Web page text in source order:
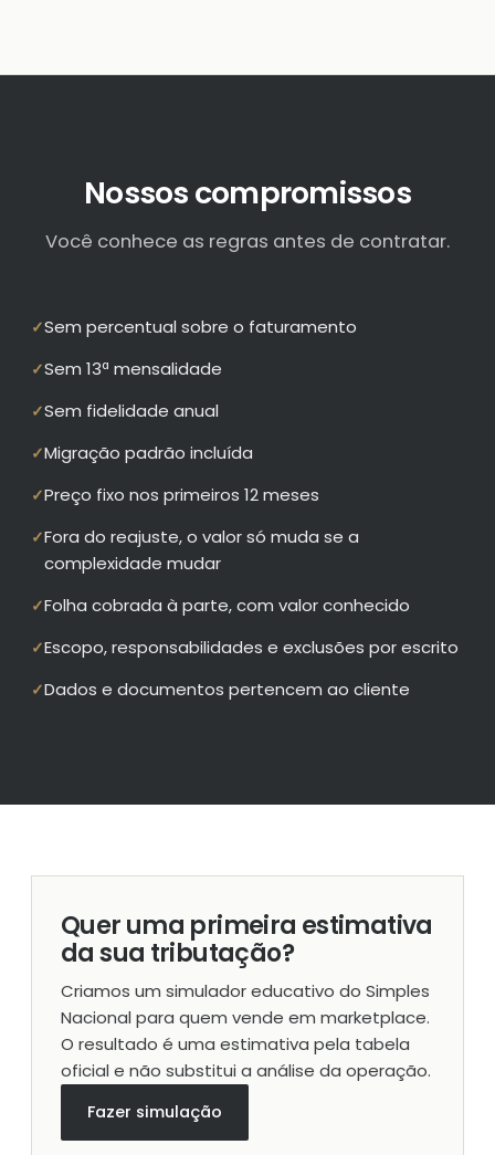
Nossos compromissos
Você conhece as regras antes de contratar.
✓Sem percentual sobre o faturamento
✓Sem 13ª mensalidade
✓Sem fidelidade anual
✓Migração padrão incluída
✓Preço fixo nos primeiros 12 meses
✓Fora do reajuste, o valor só muda se a
complexidade mudar
✓Folha cobrada à parte, com valor conhecido
✓Escopo, responsabilidades e exclusões por escrito
✓Dados e documentos pertencem ao cliente
Quer uma primeira estimativa
da sua tributação?
Criamos um simulador educativo do Simples
Nacional para quem vende em marketplace.
O resultado é uma estimativa pela tabela
oficial e não substitui a análise da operação.
Fazer simulação